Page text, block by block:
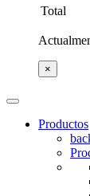
Total
×
Productos